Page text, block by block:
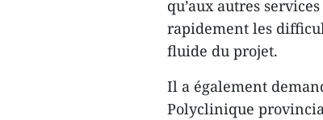
qu’aux autres
rapidement les
fluide du projet.
Il a également
Polyclinique